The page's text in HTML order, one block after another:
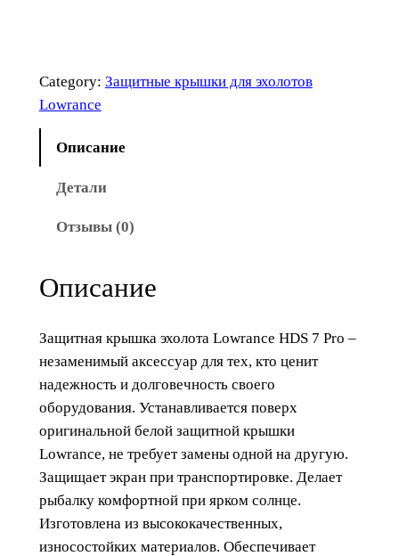
с
э
Category: Защитные крышки для эхолотов
Lowrance
Описание
Детали
Отзывы (0)
Описание
Защитная крышка эхолота Lowrance HDS 7 Pro –
незаменимый аксессуар для тех, кто ценит
надежность и долговечность своего
оборудования. Устанавливается поверх
оригинальной белой защитной крышки
Lowrance, не требует замены одной на другую.
Защищает экран при транспортировке. Делает
рыбалку комфортной при ярком солнце.
Изготовлена из высококачественных,
износостойких материалов. Обеспечивает